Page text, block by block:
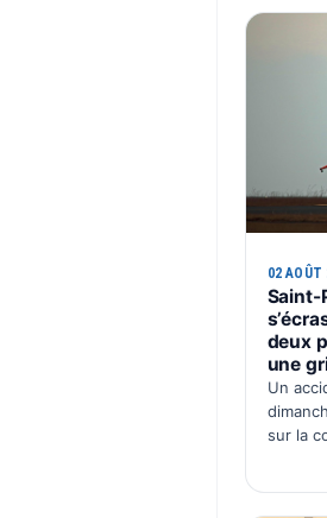
02 AOÛT
Saint-
deux
une
Un
sur la